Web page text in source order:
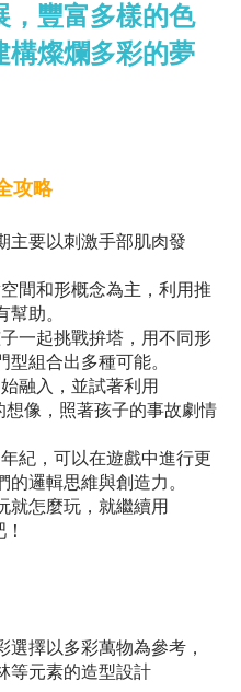
，豐富多樣的色
構燦爛多彩的夢
攻略
主要以刺激手部肌肉發
間和形概念為主，利用推
助。
一起挑戰拚塔，用不同形
組合出多種可能。
融入，並試著利用
想像，照著孩子的事故劇情
紀，可以在遊戲中進行更
邏輯思維與創造力。
就怎麼玩，就繼續用
擇以多彩萬物為參考，
等元素的造型設計